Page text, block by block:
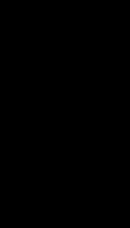
*拡大画像
写真
写真